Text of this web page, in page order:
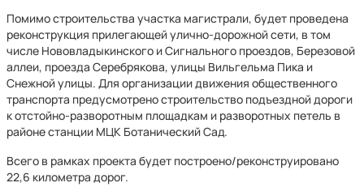
Помимо строительства участка магистрали, будет проведена
реконструкция прилегающей улично-дорожной сети, в том
числе Нововладыкинского и Сигнального проездов, Березовой
аллеи, проезда Серебрякова, улицы Вильгельма Пика и
Снежной улицы. Для организации движения общественного
транспорта предусмотрено строительство подъездной дороги
к отстойно-разворотным площадкам и разворотных петель в
районе станции МЦК Ботанический Сад.
Всего в рамках проекта будет построено/реконструировано
22,6 километра дорог.